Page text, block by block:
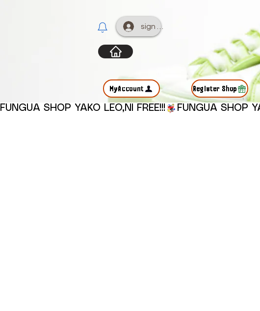
sign up
MyAccount Register Shop
FUNGUA SHOP YAKO LEO,NI FREE!!!